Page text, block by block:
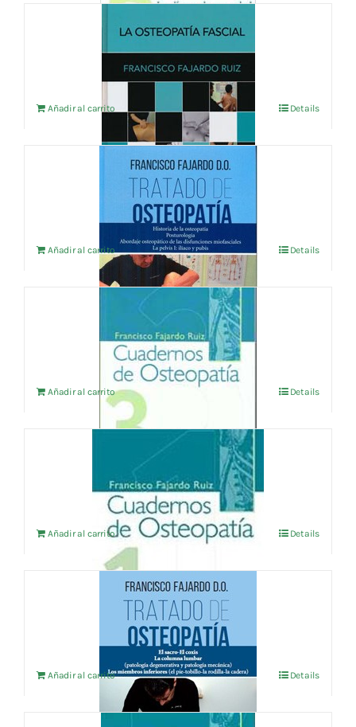
LA OSTEOPATIA FASCIAL
Añadir al carrito Details
TRATADO DE OSTEOPATIA VOL 1
IVA no incluído
Añadir al carrito Details
CUADERNOS DE OSTEOPATIA Vol.3
IVA no incluído
Añadir al carrito Details
CUADERNOS DE OSTEOPATIA Vol.1
Añadir al carrito Details
TRATADO DE OSTEOPATIA 2
IVA no incluído
Añadir al carrito Details